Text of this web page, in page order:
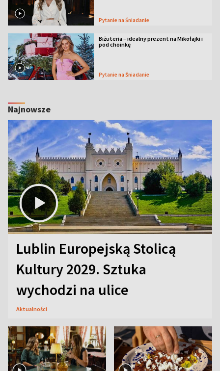
Pytanie na Śniadanie
Biżuteria – idealny prezent na Mikołajki i
pod choinkę
Pytanie na Śniadanie
Najnowsze
Lublin Europejską Stolicą
Kultury 2029. Sztuka
wychodzi na ulice
Aktualności